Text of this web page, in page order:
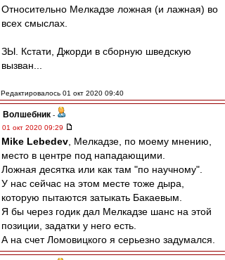
Относительно Мелкадзе ложная (и лажная) во
всех смыслах.
ЗЫ. Кстати, Джорди в сборную шведскую
вызван...
Редактировалось 01 окт 2020 09:40
Волшебник -
01 окт 2020 09:29
Mike Lebedev , Мелкадзе, по моему мнению,
место в центре под нападающими.
Ложная десятка или как там "по научному".
У нас сейчас на этом месте тоже дыра,
которую пытаются затыкать Бакаевым.
Я бы через годик дал Мелкадзе шанс на этой
позиции, задатки у него есть.
А на счет Ломовицкого я серьезно задумался.